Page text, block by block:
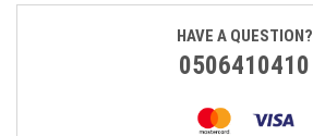
HAVE A QUESTION?
0506410410